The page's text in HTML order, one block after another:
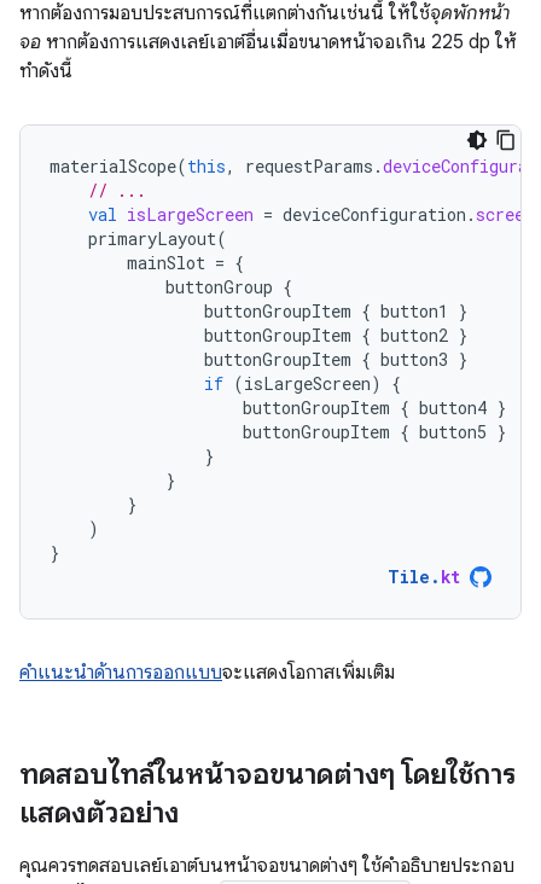
หากต้องการมอบประสบการณ์ที่แตกต่างกันเช่นนี้ ให้ใช้จุดพักหน้า
จอ หากต้องการแสดงเลย์เอาต์อื่นเมื่อขนาดหน้าจอเกิน 225 dp ให้
ทำดังนี้
materialScope(this, requestParams .
// ...
val isLargeScreen = deviceConfiguration .
primaryLayout(
mainSlot = {
buttonGroup {
buttonGroupItem { button1
}
buttonGroupItem { button2 }
buttonGroupItem { button3 }
if (isLargeScreen)
{
buttonGroupItem { button4 }
buttonGroupItem { button5 }
}
}
}
)
}
Tile . kt
คำแนะนำด้านการออกแบบจะแสดงโอกาสเพิ่มเติม
ทดสอบไทล์ในหน้าจอขนาดต่างๆ โดยใช้การ
แสดงตัวอย่าง
คุณควรทดสอบเลย์เอาต์บนหน้าจอขนาดต่างๆ ใช้คำอธิบายประกอบ